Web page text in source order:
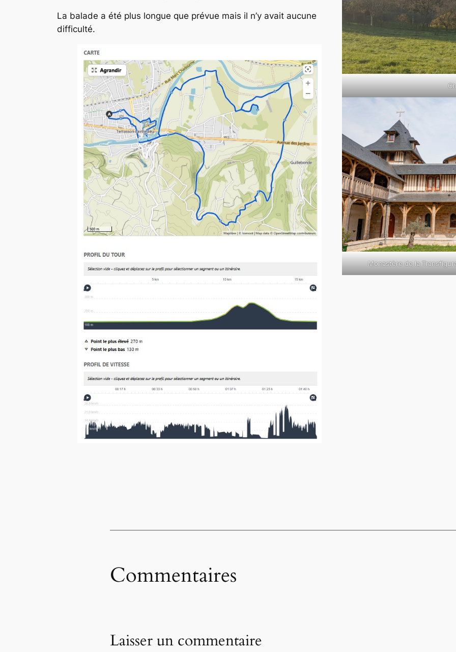
La balade a été plus longue que prévue mais il n’y avait aucune
difficulté.
Monastère de la
Commentaires
Laisser un commentaire